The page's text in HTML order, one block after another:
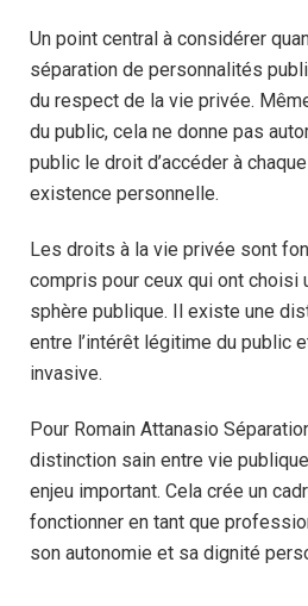
Un point central à considérer
séparation de personnalités
du respect de la vie privée.
du public, cela ne donne pas
public le droit d’accéder à
existence personnelle.
Les droits à la vie privée sont
compris pour ceux qui ont choisi
sphère publique. Il existe une
entre l’intérêt légitime du public
invasive.
Pour Romain Attanasio
distinction sain entre vie
enjeu important. Cela crée un
fonctionner en tant que
son autonomie et sa dignité